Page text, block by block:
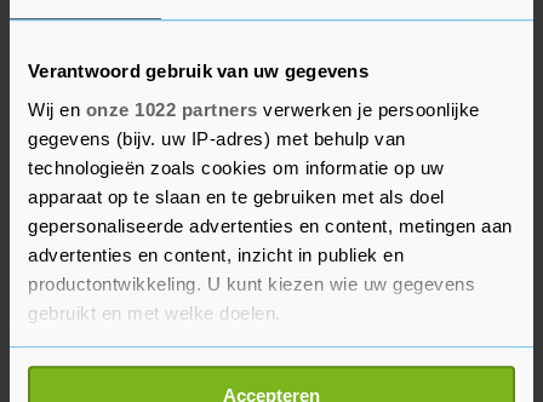
Verantwoord gebruik van uw gegevens
Wij en onze 1022 partners verwerken je persoonlijke
gegevens (bijv. uw IP-adres) met behulp van
technologieën zoals cookies om informatie op uw
apparaat op te slaan en te gebruiken met als doel
gepersonaliseerde advertenties en content, metingen aan
advertenties en content, inzicht in publiek en
productontwikkeling. U kunt kiezen wie uw gegevens
gebruikt en met welke doelen.
Als u het toestaat, willen we ook graag:
Accepteren